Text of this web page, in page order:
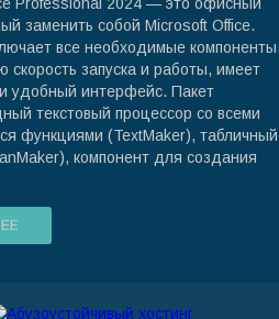
Professional 2024 — это офисный
заменить собой Microsoft Office.
все необходимые
скорость запуска и работы, имеет
удобный интерфейс. Пакет
текстовый процессор со всеми
функциями (TextMaker), табличный
компонент для создания